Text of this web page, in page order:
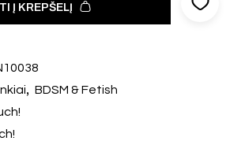
Į KREPŠELĮ
, BDSM & Fetish